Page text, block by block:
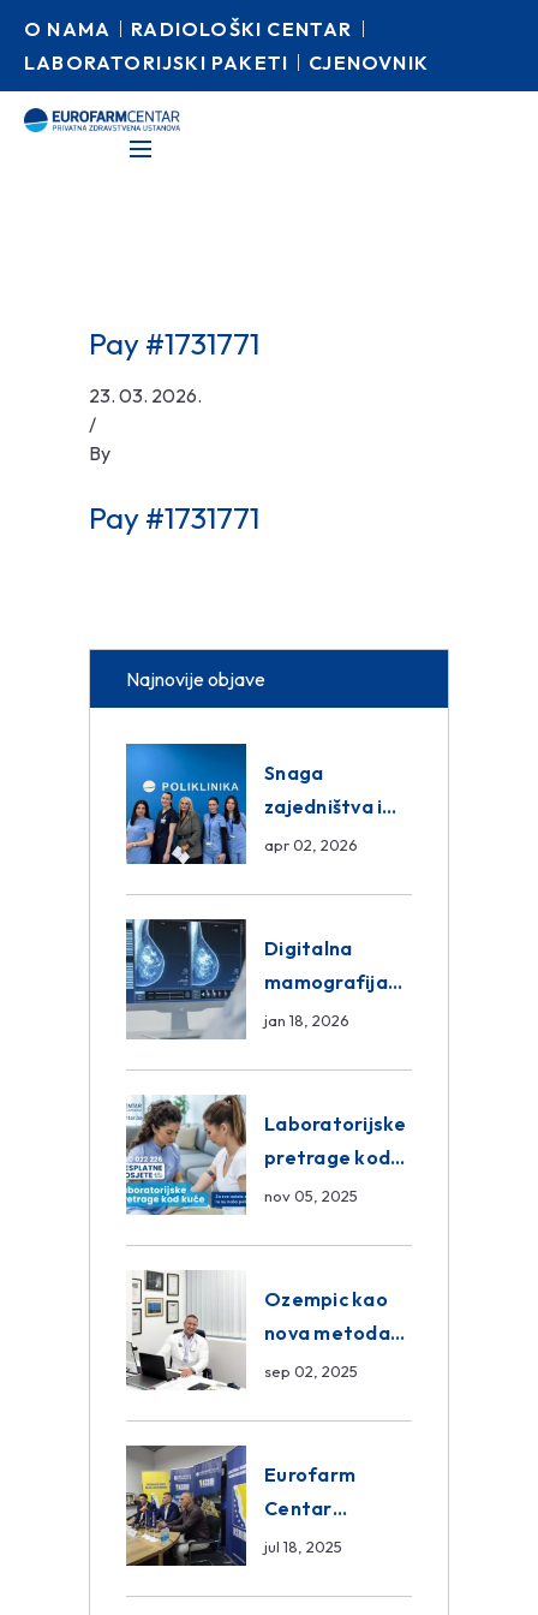
O NAMA
RADIOLOŠKI CENTAR
LABORATORIJSKI PAKETI
CJENOVNIK
Pay #1731771
23. 03. 2026.
/
By
Pay #1731771
Najnovije objave
Snaga
zajedništva i
razmjena
Group
apr 02, 2026
Digitalna
mamografija
Sarajevo –
Centar
Poliklinika
jan 18, 2026
Laboratorijske
pretrage kod
kuće – novo u
Poliklinici
nov 05, 2025
Ozempic kao
nova metoda
mršavljenja: da
sep 02, 2025
Eurofarm
Centar
Poliklinika i
jul 18, 2025